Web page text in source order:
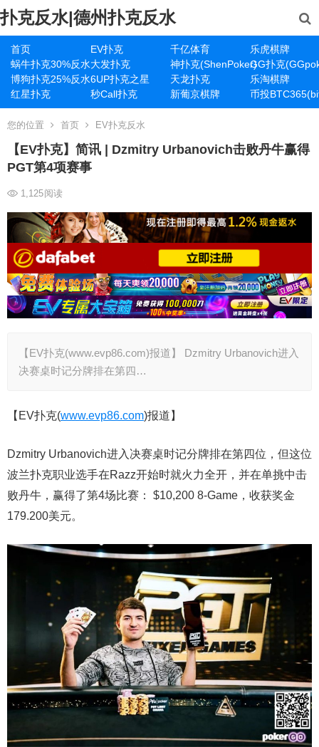
扑克反水|德州扑克反水
首页 EV扑克 千亿体育
乐虎棋牌
蜗牛扑克30%反水大发扑克 神扑克(ShenPoker)GG扑克
博狗扑克25%反水6UP扑克之星 天龙扑克
乐淘棋牌
红星扑克
秒Call扑克 新葡京棋牌 币投
您的位置 首页 EV扑克反水
【EV扑克】简讯 | Dzmitry Urbanovich击败丹牛赢得
PGT第4项赛事
1,125阅读
【EV扑克(www.evp86.com)报道】 Dzmitry Urbanovich进入
决赛桌时记分牌排在第四…
【EV扑克(www.evp86.com)报道】
Dzmitry Urbanovich进入决赛桌时记分牌排在第四位，但这位
波兰扑克职业选手在Razz开始时就火力全开，并在单挑中击
败丹牛，赢得了第4场比赛： $10,200 8-Game，收获奖金
179.200美元。